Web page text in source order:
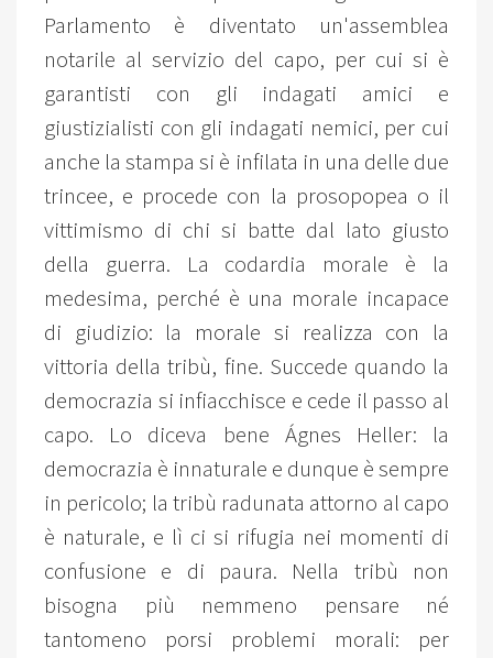
Parlamento è diventato un'assemblea
notarile al servizio del capo, per cui si è
garantisti con gli indagati amici e
giustizialisti con gli indagati nemici, per cui
anche la stampa si è infilata in una delle due
trincee, e procede con la prosopopea o il
vittimismo di chi si batte dal lato giusto
della guerra. La codardia morale è la
medesima, perché è una morale incapace
di giudizio: la morale si realizza con la
vittoria della tribù, fine. Succede quando la
democrazia si infiacchisce e cede il passo al
capo. Lo diceva bene Ágnes Heller: la
democrazia è innaturale e dunque è sempre
in pericolo; la tribù radunata attorno al capo
è naturale, e lì ci si rifugia nei momenti di
confusione e di paura. Nella tribù non
bisogna più nemmeno pensare né
tantomeno porsi problemi morali: per